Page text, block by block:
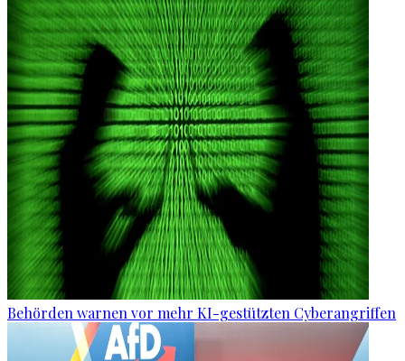
Behörden warnen vor mehr KI-gestützten Cyberangriffen